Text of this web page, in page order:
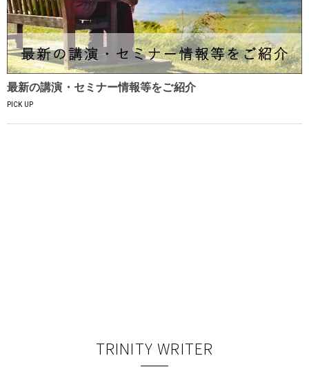
最新の講演・セミナー情報等をご紹介
PICK UP
TRINITY WRITER